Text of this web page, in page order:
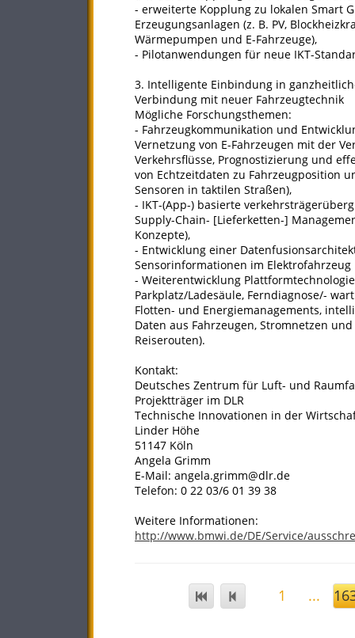
- erweiterte Kopplung zu lokalen Smart
Erzeugungsanlagen (z. B. PV,
Wärmepumpen und E-Fahrzeuge),
- Pilotanwendungen für neue IKT-
3. Intelligente Einbindung in
Verbindung mit neuer Fahrzeugtechnik
Mögliche Forschungsthemen:
- Fahrzeugkommunikation und
Vernetzung von E-Fahrzeugen mit der
Verkehrsflüsse, Prognostizierung und
von Echtzeitdaten zu Fahrzeugposition
Sensoren in taktilen Straßen),
- IKT-(App-) basierte
Supply-Chain- [Lieferketten-]
Konzepte),
- Entwicklung einer
Sensorinformationen im
- Weiterentwicklung
Parkplatz/Ladesäule, Ferndiagnose/-
Flotten- und Energiemanagements,
Daten aus Fahrzeugen, Stromnetzen
Reiserouten).
Kontakt:
Deutsches Zentrum für Luft- und
Projektträger im DLR
Technische Innovationen in der
Linder Höhe
51147 Köln
Angela Grimm
E-Mail: angela.grimm@dlr.de
Telefon: 0 22 03/6 01 39 38
Weitere Informationen:
http://www.bmwi.de/DE/Service/
1 ...